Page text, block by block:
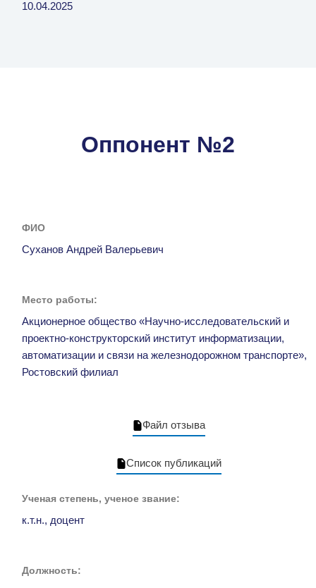
10.04.2025
Оппонент №2
ФИО
Суханов Андрей Валерьевич
Место работы:
Акционерное общество «Научно-исследовательский и
проектно-конструкторский институт информатизации,
автоматизации и связи на железнодорожном транспорте»,
Ростовский филиал
Файл отзыва
Список публикаций
Ученая степень, ученое звание:
к.т.н., доцент
Должность: